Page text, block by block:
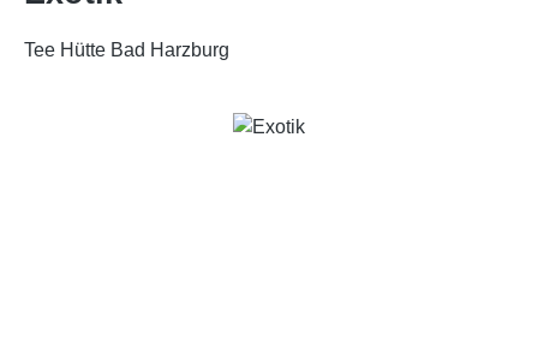
Tee Hütte Bad Harzburg
Bildergalerie überspringen